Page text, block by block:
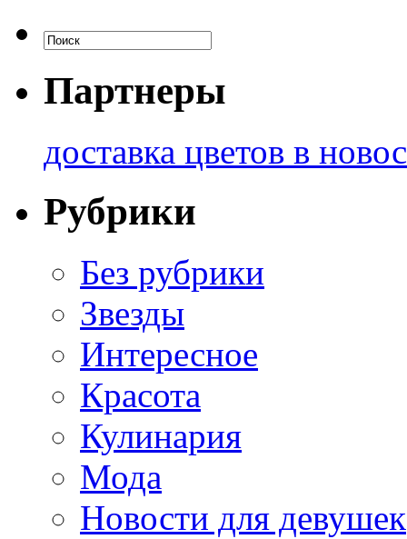
Партнеры
доставка цветов в
Рубрики
Без рубрики
Звезды
Интересное
Красота
Кулинария
Мода
Новости для девушек